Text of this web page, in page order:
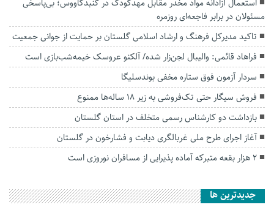
استعمال آزادانه مواد مخدر مقابل مهدکودک در گنبدکاووس؛ بی‌پاسخی
مسئولان در برابر فاجعه‌ای روزمره
تاکید مدیرکل فرهنگ و ارشاد اسلامی گلستان بر حمایت از جوانی جمعیت
فراهاد قائمی: والیبال لجن‌زار شده/ آلکنو عروسک خیمه‌شب‌بازی است
سردار آزمون فوق ستاره مخفی بوندسلیگا
فروش سیگار حتی تک‌فروشی به زیر ۱۸ ساله‌ها ممنوع
بازداشت دو کارشناس رسمی متخلف در استان گلستان
آغاز اجرای طرح ملی غربالگری دیابت و فشارخون در گلستان
۲ هزار بقعه متبرکه آماده پذیرایی از مسافران نوروزی است
جديدترين ها